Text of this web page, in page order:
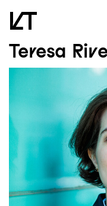
Zum
Zum Footer
Teresa